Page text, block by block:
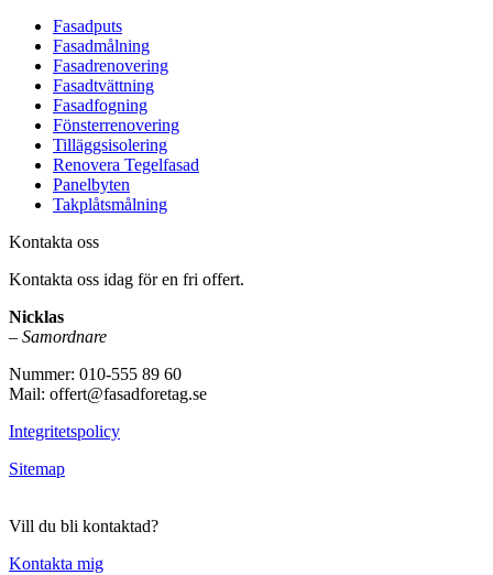
Fasadputs
Fasadmålning
Fasadrenovering
Fasadtvättning
Fasadfogning
Fönsterrenovering
Tilläggsisolering
Renovera Tegelfasad
Panelbyten
Takplåtsmålning
Kontakta oss
Kontakta oss idag för en fri offert.
Nicklas
– Samordnare
Nummer: 010-555 89 60
Mail: offert@fasadforetag.se
Integritetspolicy
Sitemap
Vill du bli kontaktad?
Kontakta mig